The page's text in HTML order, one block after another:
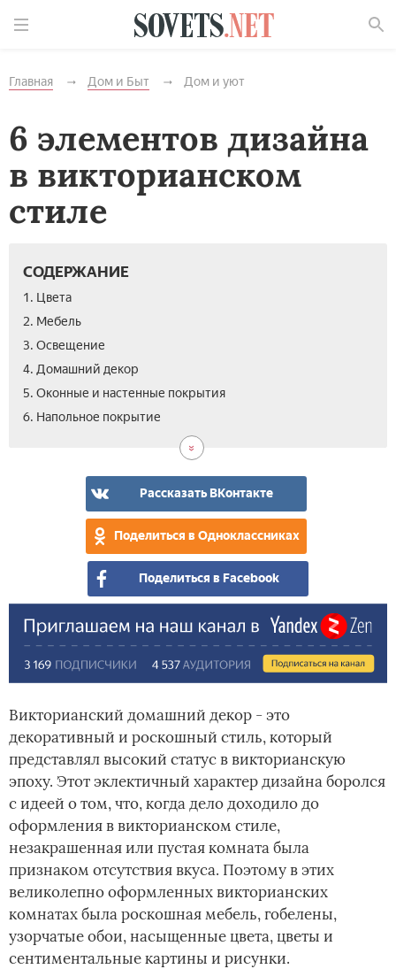
Главная Дом и Быт Дом и уют
6 элементов дизайна
в викторианском
стиле
СОДЕРЖАНИЕ
1. Цвета
2. Мебель
3. Освещение
4. Домашний декор
5. Оконные и настенные покрытия
6. Напольное покрытие
Рассказать ВКонтакте
Поделиться в Одноклассниках
Поделиться в Facebook
Викторианский домашний декор - это
декоративный и роскошный стиль, который
представлял высокий статус в викторианскую
эпоху. Этот эклектичный характер дизайна боролся
с идеей о том, что, когда дело доходило до
оформления в викторианском стиле,
незакрашенная или пустая комната была
признаком отсутствия вкуса. Поэтому в этих
великолепно оформленных викторианских
комнатах была роскошная мебель, гобелены,
узорчатые обои, насыщенные цвета, цветы и
сентиментальные картины и рисунки.